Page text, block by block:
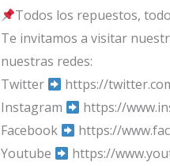
Todos los repuestos,
Te invitamos a visitar
nuestras redes:
Twitter
https://
Instagram
https://
Facebook
https://
Youtube
https://